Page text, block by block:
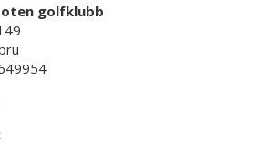
golfklubb